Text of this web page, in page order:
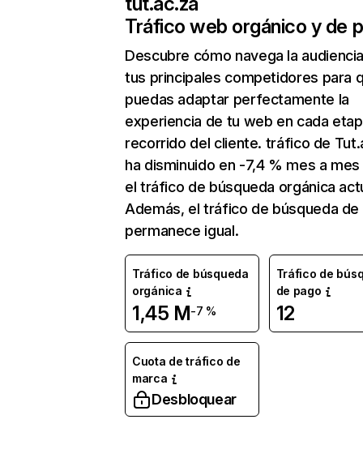
Tráfico web orgánico y de
Descubre cómo navega la
tus principales competidores para
puedas adaptar perfectamente la
experiencia de tu web en cada
recorrido del cliente. tráfico de
ha disminuido en -7,4 % mes a
el tráfico de búsqueda orgánica
Además, el tráfico de búsqueda de
permanece igual.
Tráfico de búsqueda
orgánica
1,45 M-7 %
Tráfico de
de pago
12
Cuota de tráfico de
marca
Desbloquear